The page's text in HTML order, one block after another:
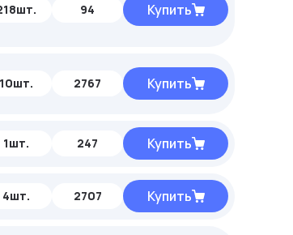
94 Купить
10шт. 2767 Купить
1шт. 247 Купить
4шт. 2707 Купить